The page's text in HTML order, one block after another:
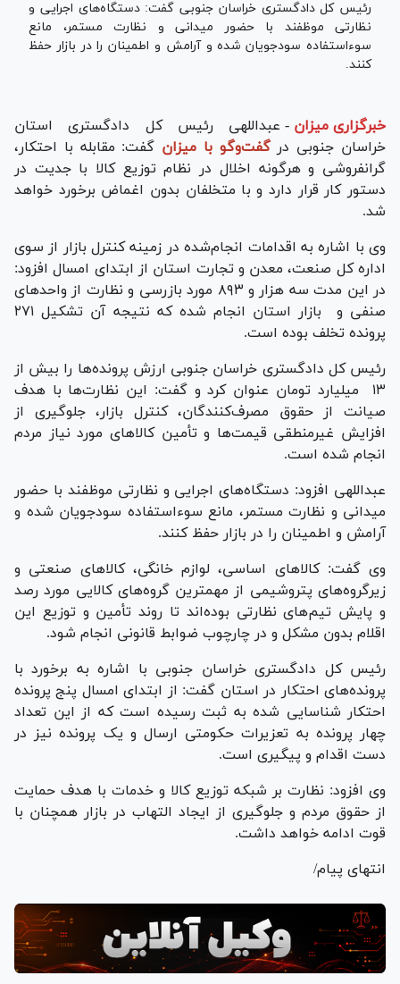
رئیس کل دادگستری خراسان جنوبی گفت: دستگاه‌های اجرایی و
نظارتی موظفند با حضور میدانی و نظارت مستمر، مانع
سوءاستفاده سودجویان شده و آرامش و اطمینان را در بازار حفظ
کنند.
خبرگزاری میزان - عبداللهی رئیس کل دادگستری استان
خراسان جنوبی درگفت‌و‌گو با میزان گفت: مقابله با احتکار،
گرانفروشی و هرگونه اخلال در نظام توزیع کالا با جدیت در
دستور کار قرار دارد و با متخلفان بدون اغماض برخورد خواهد
شد.
وی با اشاره به اقدامات انجام‌شده در زمینه کنترل بازار از سوی
اداره کل صنعت، معدن و تجارت استان از ابتدای امسال افزود:
در این مدت سه هزار و ۸۹۳ مورد بازرسی و نظارت از واحد‌های
صنفی و بازار استان انجام شده که نتیجه آن تشکیل ۲۷۱
پرونده تخلف بوده است.
رئیس کل دادگستری خراسان جنوبی ارزش پرونده‌ها را بیش از
۱۳ میلیارد تومان عنوان کرد و گفت: این نظارت‌ها با هدف
صیانت از حقوق مصرف‌کنندگان، کنترل بازار، جلوگیری از
افزایش غیرمنطقی قیمت‌ها و تأمین کالا‌های مورد نیاز مردم
انجام شده است.
عبداللهی افزود: دستگاه‌های اجرایی و نظارتی موظفند با حضور
میدانی و نظارت مستمر، مانع سوءاستفاده سودجویان شده و
آرامش و اطمینان را در بازار حفظ کنند.
وی گفت: کالا‌های اساسی، لوازم خانگی، کالا‌های صنعتی و
زیرگروه‌های پتروشیمی از مهمترین گروه‌های کالایی مورد رصد
و پایش تیم‌های نظارتی بوده‌اند تا روند تأمین و توزیع این
اقلام بدون مشکل و در چارچوب ضوابط قانونی انجام شود.
رئیس کل دادگستری خراسان جنوبی با اشاره به برخورد با
پرونده‌های احتکار در استان گفت: از ابتدای امسال پنج پرونده
احتکار شناسایی شده به ثبت رسیده است که از این تعداد
چهار پرونده به تعزیرات حکومتی ارسال و یک پرونده نیز در
دست اقدام و پیگیری است.
وی افزود: نظارت بر شبکه توزیع کالا و خدمات با هدف حمایت
از حقوق مردم و جلوگیری از ایجاد التهاب در بازار همچنان با
قوت ادامه خواهد داشت.
انتهای پیام/